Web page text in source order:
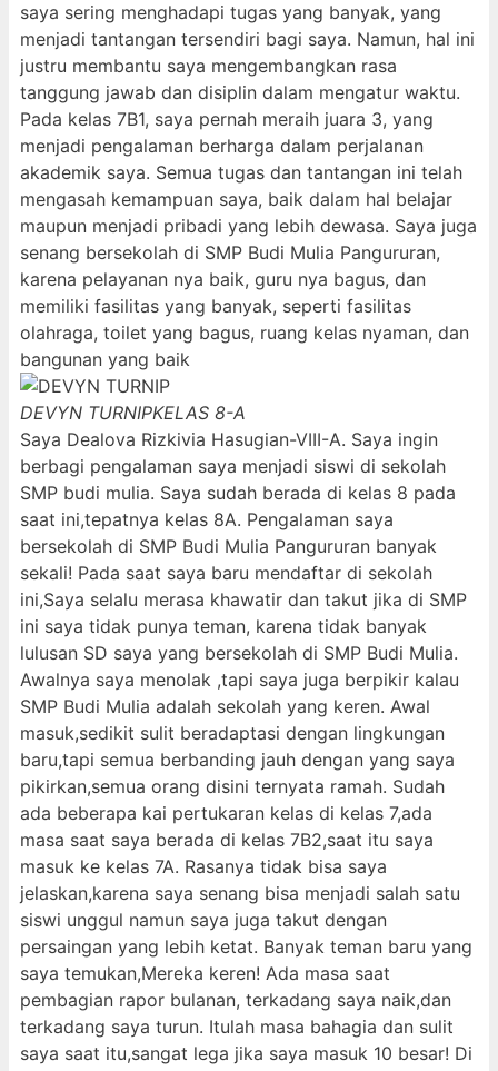
saya sering menghadapi tugas yang banyak, yang
menjadi tantangan tersendiri bagi saya. Namun, hal ini
justru membantu saya mengembangkan rasa
tanggung jawab dan disiplin dalam mengatur waktu.
Pada kelas 7B1, saya pernah meraih juara 3, yang
menjadi pengalaman berharga dalam perjalanan
akademik saya. Semua tugas dan tantangan ini telah
mengasah kemampuan saya, baik dalam hal belajar
maupun menjadi pribadi yang lebih dewasa. Saya juga
senang bersekolah di SMP Budi Mulia Pangururan,
karena pelayanan nya baik, guru nya bagus, dan
memiliki fasilitas yang banyak, seperti fasilitas
olahraga, toilet yang bagus, ruang kelas nyaman, dan
bangunan yang baik
DEVYN TURNIPKELAS 8-A
Saya Dealova Rizkivia Hasugian-VIII-A. Saya ingin
berbagi pengalaman saya menjadi siswi di sekolah
SMP budi mulia. Saya sudah berada di kelas 8 pada
saat ini,tepatnya kelas 8A. Pengalaman saya
bersekolah di SMP Budi Mulia Pangururan banyak
sekali! Pada saat saya baru mendaftar di sekolah
ini,Saya selalu merasa khawatir dan takut jika di SMP
ini saya tidak punya teman, karena tidak banyak
lulusan SD saya yang bersekolah di SMP Budi Mulia.
Awalnya saya menolak ,tapi saya juga berpikir kalau
SMP Budi Mulia adalah sekolah yang keren. Awal
masuk,sedikit sulit beradaptasi dengan lingkungan
baru,tapi semua berbanding jauh dengan yang saya
pikirkan,semua orang disini ternyata ramah. Sudah
ada beberapa kai pertukaran kelas di kelas 7,ada
masa saat saya berada di kelas 7B2,saat itu saya
masuk ke kelas 7A. Rasanya tidak bisa saya
jelaskan,karena saya senang bisa menjadi salah satu
siswi unggul namun saya juga takut dengan
persaingan yang lebih ketat. Banyak teman baru yang
saya temukan,Mereka keren! Ada masa saat
pembagian rapor bulanan, terkadang saya naik,dan
terkadang saya turun. Itulah masa bahagia dan sulit
saya saat itu,sangat lega jika saya masuk 10 besar! Di